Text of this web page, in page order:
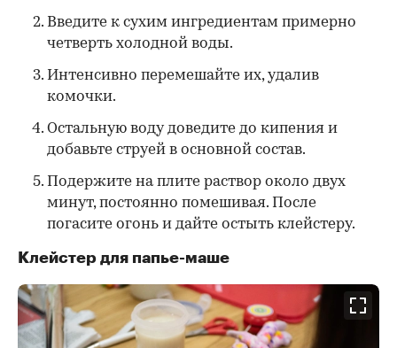
Введите к сухим ингредиентам примерно
четверть холодной воды.
Интенсивно перемешайте их, удалив
комочки.
Остальную воду доведите до кипения и
добавьте струей в основной состав.
Подержите на плите раствор около двух
минут, постоянно помешивая. После
погасите огонь и дайте остыть клейстеру.
Клейстер для папье-маше